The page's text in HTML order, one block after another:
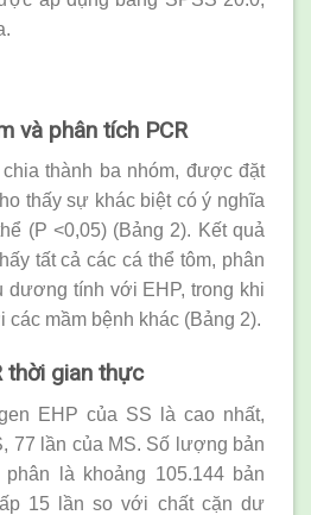
và phân tích PCR
thành ba nhóm, được đặt
thấy sự khác biệt có ý nghĩa
(P <0,05) (Bảng 2). Kết quả
tất cả các cá thể tôm, phân
dương tính với EHP, trong khi
các mầm bệnh khác (Bảng 2).
thời gian thực
EHP của SS là cao nhất,
77 lần của MS. Số lượng bản
là khoảng 105.144 bản
15 lần so với chất cặn dư